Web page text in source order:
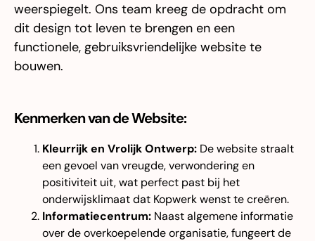
weerspiegelt. Ons team kreeg de opdracht om
dit design tot leven te brengen en een
functionele, gebruiksvriendelijke website te
bouwen.
Kenmerken van de Website:
Kleurrijk en Vrolijk Ontwerp: De website straalt
een gevoel van vreugde, verwondering en
positiviteit uit, wat perfect past bij het
onderwijsklimaat dat Kopwerk wenst te creëren.
Informatiecentrum: Naast algemene informatie
over de overkoepelende organisatie, fungeert de